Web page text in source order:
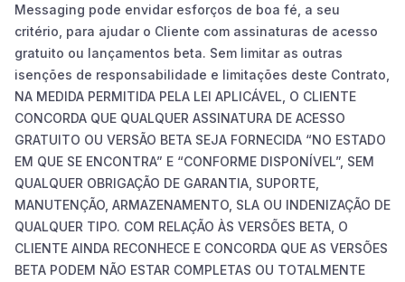
Messaging pode envidar esforços de boa fé, a seu
critério, para ajudar o Cliente com assinaturas de acesso
gratuito ou lançamentos beta. Sem limitar as outras
isenções de responsabilidade e limitações deste Contrato,
NA MEDIDA PERMITIDA PELA LEI APLICÁVEL, O CLIENTE
CONCORDA QUE QUALQUER ASSINATURA DE ACESSO
GRATUITO OU VERSÃO BETA SEJA FORNECIDA “NO ESTADO
EM QUE SE ENCONTRA” E “CONFORME DISPONÍVEL”, SEM
QUALQUER OBRIGAÇÃO DE GARANTIA, SUPORTE,
MANUTENÇÃO, ARMAZENAMENTO, SLA OU INDENIZAÇÃO DE
QUALQUER TIPO. COM RELAÇÃO ÀS VERSÕES BETA, O
CLIENTE AINDA RECONHECE E CONCORDA QUE AS VERSÕES
BETA PODEM NÃO ESTAR COMPLETAS OU TOTALMENTE